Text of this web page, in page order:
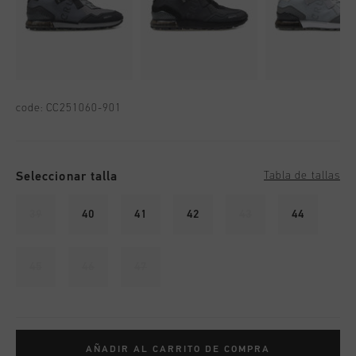
code: CC251060-901
Seleccionar talla Tabla de tallas
40 41 42 44
AÑADIR AL CARRITO DE COMPRA